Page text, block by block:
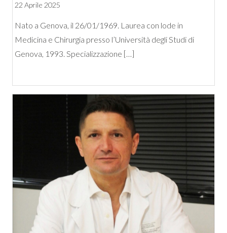
22 Aprile 2025
Nato a Genova, il 26/01/1969. Laurea con lode in
Medicina e Chirurgia presso l’Università degli Studi di
Genova, 1993. Specializzazione […]